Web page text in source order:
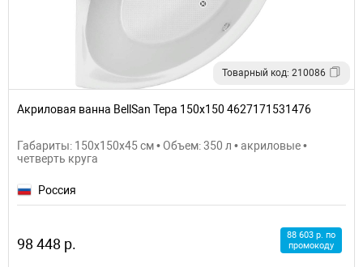
Товарный код: 210086
Акриловая ванна BellSan Тера 150x150 4627171531476
Габариты: 150x150x45 см • Объем: 350 л • акриловые •
четверть круга
Россия
98 448 р.
88 603 р. по
промокоду